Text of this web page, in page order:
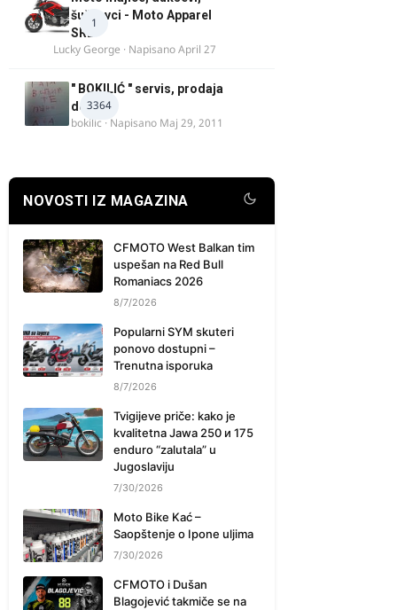
1
šuškavci - Moto Apparel
SRB
Lucky George · NapisanoApril 27
3364
" BOKILIĆ " servis, prodaja
delova
bokilic · Napisano Maj 29, 2011
NOVOSTI IZ MAGAZINA
CFMOTO West Balkan tim
uspešan na Red Bull
Romaniacs 2026
8/7/2026
Popularni SYM skuteri
ponovo dostupni –
Trenutna isporuka
8/7/2026
Tvigijeve priče: kako je
kvalitetna Jawa 250 и 175
enduro “zalutala” u
Jugoslaviju
7/30/2026
Moto Bike Kać –
Saopštenje o Ipone uljima
7/30/2026
CFMOTO i Dušan
Blagojević takmiče se na